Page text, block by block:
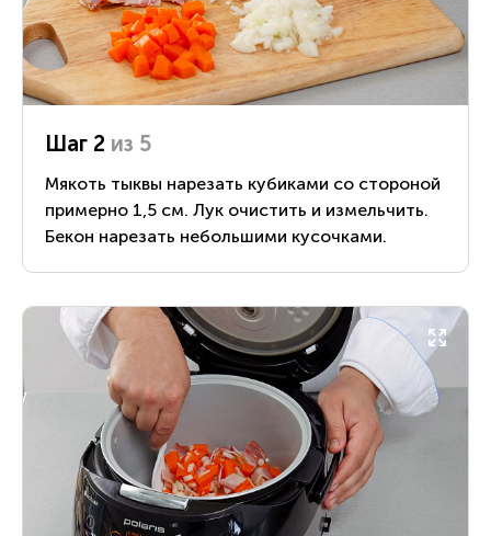
Шаг 2 из 5
Мякоть тыквы нарезать кубиками со стороной
примерно 1,5 см. Лук очистить и измельчить.
Бекон нарезать небольшими кусочками.